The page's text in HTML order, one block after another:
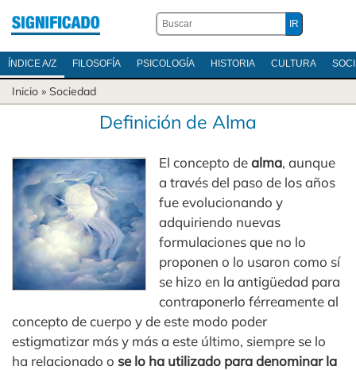
ÍNDICE A/Z FILOSOFÍA PSICOLOGÍA HISTORIA CULTURA
Inicio » Sociedad
Definición de Alma
El concepto dealma, aunque
a través del paso de los años
fue evolucionando y
adquiriendo nuevas
formulaciones que no lo
proponen o lo usaron como sí
se hizo en la antigüedad para
contraponerlo férreamente al
concepto de cuerpo y de este modo poder
estigmatizar más y más a este último, siempre se lo
ha relacionado o se lo ha utilizado para denominar la